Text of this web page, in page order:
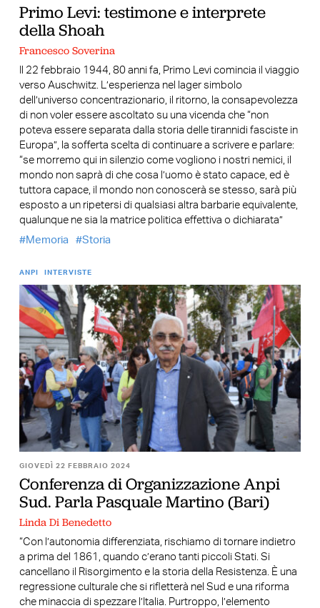
Primo Levi: testimone e interprete
della Shoah
Francesco Soverina
Il 22 febbraio 1944, 80 anni fa, Primo Levi comincia il viaggio
verso Auschwitz. L’esperienza nel lager simbolo
dell’universo concentrazionario, il ritorno, la consapevolezza
di non voler essere ascoltato su una vicenda che “non
poteva essere separata dalla storia delle tirannidi fasciste in
Europa”, la sofferta scelta di continuare a scrivere e parlare:
“se morremo qui in silenzio come vogliono i nostri nemici, il
mondo non saprà di che cosa l’uomo è stato capace, ed è
tuttora capace, il mondo non conoscerà se stesso, sarà più
esposto a un ripetersi di qualsiasi altra barbarie equivalente,
qualunque ne sia la matrice politica effettiva o dichiarata”
Memoria
Storia
ANPI INTERVISTE
GIOVEDÌ 22 FEBBRAIO 2024
Conferenza di Organizzazione Anpi
Sud. Parla Pasquale Martino (Bari)
Linda Di Benedetto
“Con l’autonomia differenziata, rischiamo di tornare indietro
a prima del 1861, quando c’erano tanti piccoli Stati. Si
cancellano il Risorgimento e la storia della Resistenza. È una
regressione culturale che si rifletterà nel Sud e una riforma
che minaccia di spezzare l’Italia. Purtroppo, l’elemento